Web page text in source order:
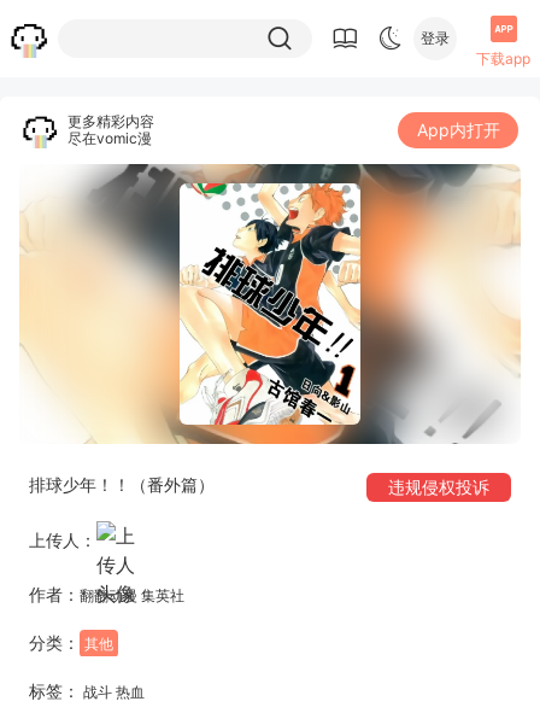
登录
下载app
更多精彩内容
尽在vomic漫
App内打开
排球少年！！（番外篇） 违规侵权投诉
上传人：
作者： 翻翻动漫 集英社
分类： 其他
标签： 战斗 热血